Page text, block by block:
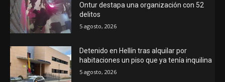
Ontur destapa una organización con 52
delitos
5 agosto, 2026
Detenido en Hellín tras alquilar por
habitaciones un piso que ya tenía inquilina
5 agosto, 2026